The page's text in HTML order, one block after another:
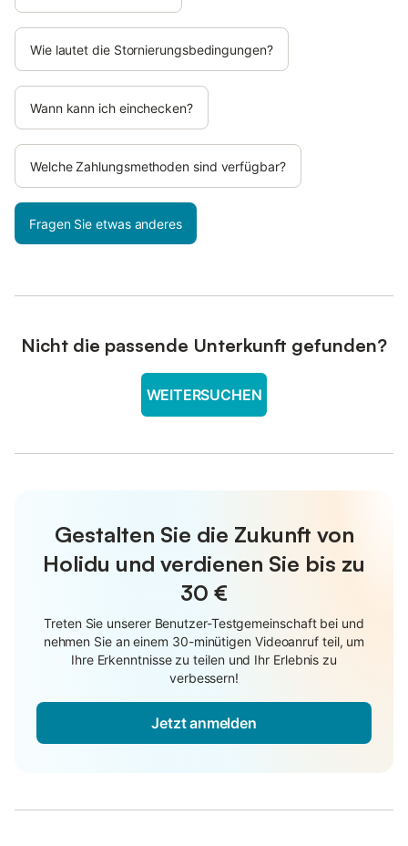
Wie lautet die Stornierungsbedingungen?
Wann kann ich einchecken?
Welche Zahlungsmethoden sind verfügbar?
Fragen Sie etwas anderes
Nicht die passende Unterkunft gefunden?
WEITERSUCHEN
Gestalten Sie die Zukunft von
Holidu und verdienen Sie bis zu
30 €
Treten Sie unserer Benutzer-Testgemeinschaft bei und
nehmen Sie an einem 30-minütigen Videoanruf teil, um
Ihre Erkenntnisse zu teilen und Ihr Erlebnis zu
verbessern!
Jetzt anmelden